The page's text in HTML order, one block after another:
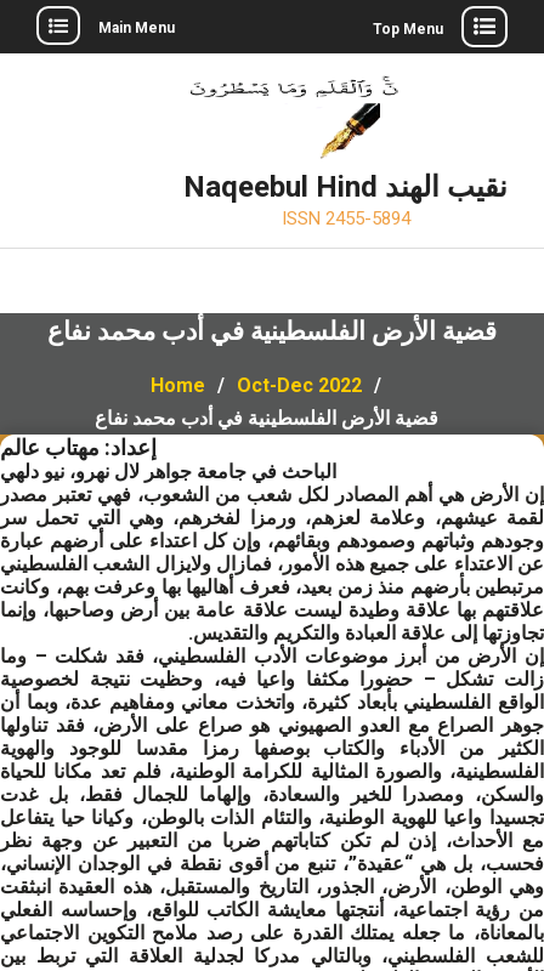
Skip
to
Main Menu Top Menu
TwitterFacebook
LinkedIn
Naqeebul Hind نقيب الهند
ISSN 2455-5894
قضية الأرض الفلسطينية في أدب محمد نفاع
Home
Oct-Dec 2022
قضية الأرض الفلسطينية في أدب محمد نفاع
إعداد: مهتاب عالم
الباحث في جامعة جواهر لال نهرو، نيو دلهي
إن الأرض هي أهم المصادر لكل شعب من الشعوب، فهي تعتبر مصدر
لقمة عيشهم، وعلامة لعزهم، ورمزا لفخرهم، وهي التي تحمل سر
وجودهم وثباتهم وصمودهم وبقائهم، وإن كل اعتداء على أرضهم عبارة
عن الاعتداء على جميع هذه الأمور، فمازال ولايزال الشعب الفلسطيني
مرتبطين بأرضهم منذ زمن بعيد، فعرف أهاليها بها وعرفت بهم، وكانت
علاقتهم بها علاقة وطيدة ليست علاقة عامة بين أرض وصاحبها، وإنما
تجاوزتها إلى علاقة العبادة والتكريم والتقديس.
إن الأرض من أبرز موضوعات الأدب الفلسطيني، فقد شكلت – وما
زالت تشكل – حضورا مكثفا واعيا فيه، وحظيت نتيجة لخصوصية
الواقع الفلسطيني بأبعاد كثيرة، واتخذت معاني ومفاهيم عدة، وبما أن
جوهر الصراع مع العدو الصهيوني هو صراع على الأرض، فقد تناولها
الكثير من الأدباء والكتاب بوصفها رمزا مقدسا للوجود والهوية
الفلسطينية، والصورة المثالية للكرامة الوطنية، فلم تعد مكانا للحياة
والسكن، ومصدرا للخير والسعادة، وإلهاما للجمال فقط، بل غدت
تجسيدا واعيا للهوية الوطنية، والتئام الذات بالوطن، وكيانا حيا يتفاعل
مع الأحداث، إذن لم تكن كتاباتهم ضربا من التعبير عن وجهة نظر
فحسب، بل هي “عقيدة”، تنبع من أقوى نقطة في الوجدان الإنساني،
وهي الوطن، الأرض، الجذور، التاريخ والمستقبل، هذه العقيدة انبثقت
من رؤية اجتماعية، أنتجتها معايشة الكاتب للواقع، وإحساسه الفعلي
بالمعاناة، ما جعله يمتلك القدرة على رصد ملامح التكوين الاجتماعي
للشعب الفلسطيني، وبالتالي مدركا لجدلية العلاقة التي تربط بين